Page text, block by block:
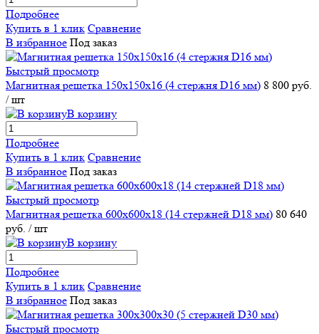
Подробнее
Купить в 1 клик Сравнение
В избранное Под заказ
Быстрый просмотр
Магнитная решетка 150х150х16 (4 стержня D16 мм) 8 800 руб.
/ шт
В корзину
Подробнее
Купить в 1 клик Сравнение
В избранное Под заказ
Быстрый просмотр
Магнитная решетка 600х600х18 (14 стержней D18 мм) 80 640
руб. / шт
В корзину
Подробнее
Купить в 1 клик Сравнение
В избранное Под заказ
Быстрый просмотр